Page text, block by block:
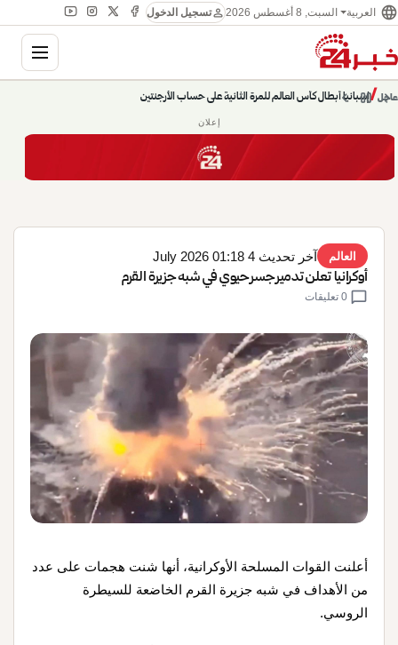
language العربية السبت, 8 أغسطس 2026 personتسجيل الدخول
عاجل/
إسبانيا أبطال كأس العالم للمرة الثانية على حساب الأرجنتين
حديث الساعة: سيناريوهات قادمة 745
chevron_right
pause
chevron_left
إعلان
العالم آخر تحديث 4 July 2026 01:18
أوكرانيا تعلن تدمير جسر حيوي في شبه جزيرة القرم
chat_bubble
أعلنت القوات المسلحة الأوكرانية، أنها شنت هجمات على عدد
من الأهداف في شبه جزيرة القرم الخاضعة للسيطرة
الروسي.